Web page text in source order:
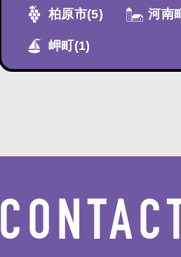
柏原市(5) 河南町
岬町 (1)
CONTACT